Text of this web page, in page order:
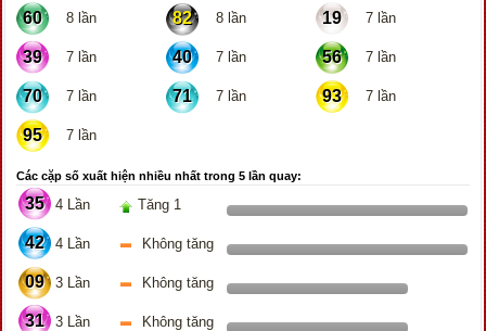
60 8 lần 82 8 lần 19 7 lần
39 7 lần 40 7 lần 56 7 lần
70 7 lần 71 7 lần 93 7 lần
95 7 lần
Các cặp số xuất hiện nhiều nhất trong 5 lần quay:
35 4 Lần Tăng 1
42 4 Lần Không tăng
09 3 Lần Không tăng
31 3 Lần Không tăng